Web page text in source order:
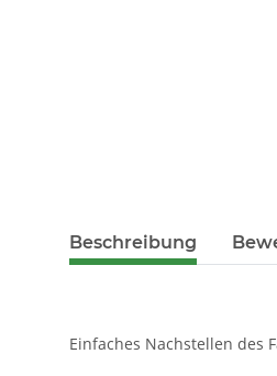
Beschreibung
Einfaches Nachstellen des